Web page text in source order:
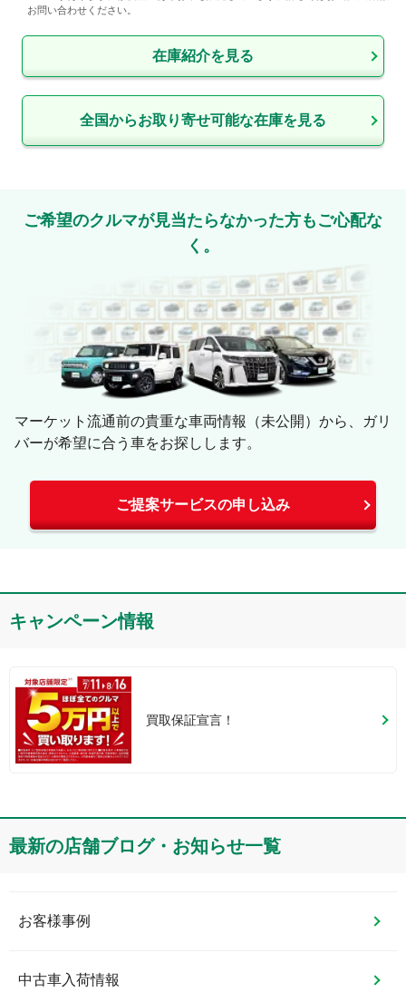
お問い合わせください。
在庫紹介を見る
全国からお取り寄せ可能な在庫を見る
ご希望のクルマが見当たらなかった方もご心配な
く。
マーケット流通前の貴重な車両情報（未公開）から、ガリ
バーが希望に合う車をお探しします。
ご提案サービスの申し込み
キャンペーン情報
買取保証宣言！
最新の店舗ブログ・お知らせ一覧
お客様事例
中古車入荷情報